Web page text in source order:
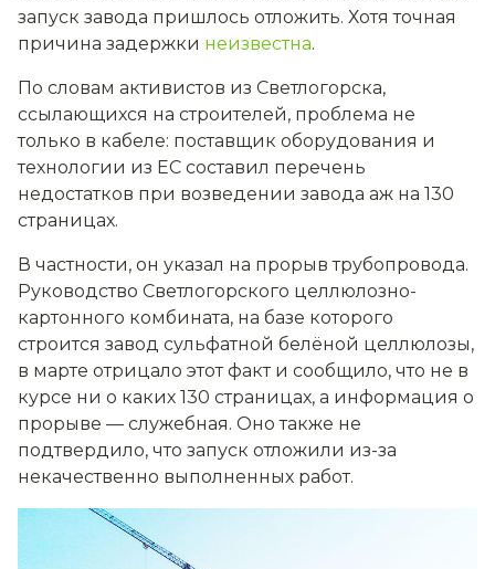
запуск завода пришлось отложить. Хотя точная
причина задержки неизвестна.
По словам активистов из Светлогорска,
ссылающихся на строителей, проблема не
только в кабеле: поставщик оборудования и
технологии из ЕС составил перечень
недостатков при возведении завода аж на 130
страницах.
В частности, он указал на прорыв трубопровода.
Руководство Светлогорского целлюлозно-
картонного комбината, на базе которого
строится завод сульфатной белёной целлюлозы,
в марте отрицало этот факт и сообщило, что не в
курсе ни о каких 130 страницах, а информация о
прорыве — служебная. Оно также не
подтвердило, что запуск отложили из-за
некачественно выполненных работ.